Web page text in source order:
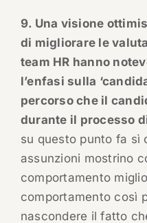
9. Una visione
di migliorare le
team HR hanno
l’enfasi sulla
percorso che il
durante il processo
su questo punto fa sì
assunzioni mostrino
comportamento
comportamento così
nascondere il fatto